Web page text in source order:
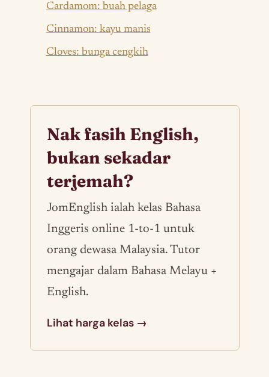
Cardamom: buah pelaga
Cinnamon: kayu manis
Cloves: bunga cengkih
Nak fasih English,
bukan sekadar
terjemah?
JomEnglish ialah kelas Bahasa
Inggeris online 1-to-1 untuk
orang dewasa Malaysia. Tutor
mengajar dalam Bahasa Melayu +
English.
Lihat harga kelas →